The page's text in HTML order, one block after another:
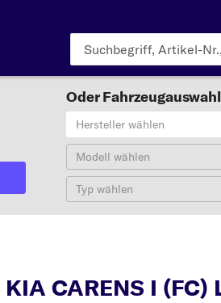
Oder
Hersteller wählen
Modell wählen
Typ wählen
KIA CARENS I (FC)